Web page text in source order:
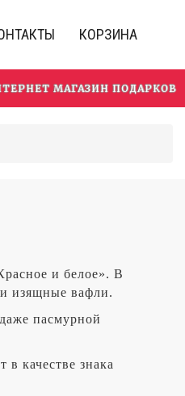
КОРЗИНА
МАГАЗИН ПОДАРКОВ
и белое». В
изящные вафли.
пасмурной
качестве знака